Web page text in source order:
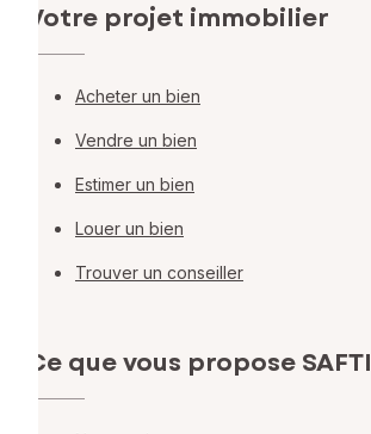
Votre projet immobilier
Acheter un bien
Vendre un bien
Estimer un bien
Louer un bien
Trouver un conseiller
Ce que vous propose SAFTI